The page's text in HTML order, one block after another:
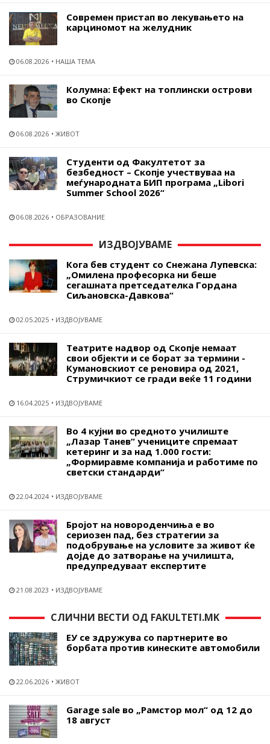
Современ пристап во лекувањето на
карциномот на желудник
06.08.2026 НАША ТЕМА
Колумна: Ефект на топлински острови
во Скопје
06.08.2026 ЖИВОТ
Студенти од Факултетот за
безбедност – Скопје учествуваа на
меѓународната БИП програма „Libori
Summer School 2026“
06.08.2026 ОБРАЗОВАНИЕ
ИЗДВОЈУВАМЕ
Кога бев студент со Снежана Лупевска:
„Омилена професорка ни беше
сегашната претседателка Гордана
Сиљановска-Давкова“
02.05.2025 ИЗДВОЈУВАМЕ
Театрите надвор од Скопје немаат
свои објекти и се борат за термини -
Кумановскиот се реновира од 2021,
Струмичкиот се гради веќе 11 години
16.04.2025 ИЗДВОЈУВАМЕ
Во 4 кујни во средното училиште
„Лазар Танев“ учениците спремаат
кетеринг и за над 1.000 гости:
„Формиравме компанија и работиме по
светски стандарди“
22.04.2024 ИЗДВОЈУВАМЕ
Бројот на новороденчиња е во
сериозен пад, без стратегии за
подобрување на условите за живот ќе
дојде до затворање на училишта,
предупредуваат експертите
21.08.2023 ИЗДВОЈУВАМЕ
СЛИЧНИ ВЕСТИ ОД FAKULTETI.MK
ЕУ се здружува со партнерите во
борбата против кинеските автомобили
22.06.2026 ЖИВОТ
Garage sale во „Рамстор мол“ oд 12 дo
18 август